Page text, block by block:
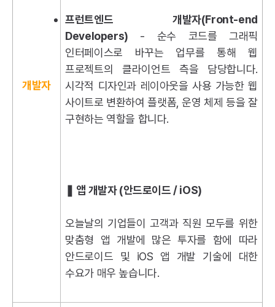
개발자
프런트엔드 개발자(Front-end
Developers) - 순수 코드를 그래픽
인터페이스로 바꾸는 업무를 통해 웹
프로젝트의 클라이언트 측을 담당합니다.
시각적 디자인과 레이아웃을 사용 가능한 웹
사이트로 변환하여 플랫폼, 운영 체제 등을 잘
구현하는 역할을 합니다.
❚ 앱 개발자 (안드로이드 / iOS)
오늘날의 기업들이 고객과 직원 모두를 위한
맞춤형 앱 개발에 많은 투자를 함에 따라
안드로이드 및 iOS 앱 개발 기술에 대한
수요가 매우 높습니다.